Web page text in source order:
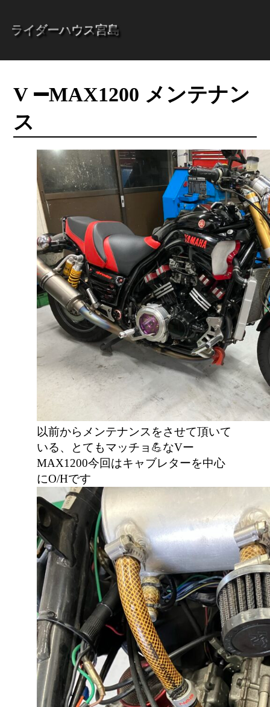
ライダーハウス宮島
V ➖MAX1200 メンテナン
ス
以前からメンテナンスをさせて頂いて
いる、とてもマッチョ💪なVー
MAX1200今回はキャブレターを中心
にO/Hです